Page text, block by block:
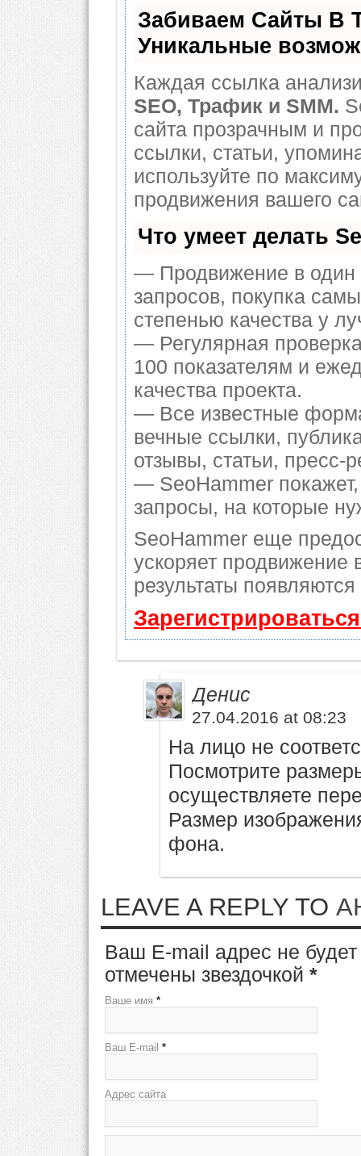
Забиваем Сайты В
Уникальные
Каждая ссылка
SEO, Трафик и SMM.
сайта прозрачным и
ссылки, статьи,
используйте по
продвижения вашего
Что умеет делать
— Продвижение в один
запросов, покупка
степенью качества у
— Регулярная
100 показателям и
качества проекта.
— Все известные
вечные ссылки,
отзывы, статьи, пресс-
— SeoHammer
запросы, на которые
SeoHammer еще
ускоряет продвижение
результаты
Денис
27.04.2016 at 08:23
На лицо не
Посмотрите
осуществляете
Размер
фона.
LEAVE A REPLY TO
Ваш E-mail адрес не
отмечены звездочкой *
Ваше имя *
Ваш E-mail *
Адрес сайта